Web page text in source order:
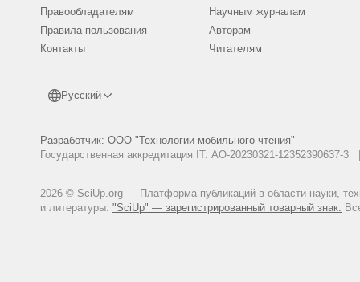
Правообладателям
Правила пользования
Контакты
Русский
Разработчик: ООО "Технологии мобильного чтения"
Государственная аккредитация IT: АО-20230321-
2026 © SciUp.org — Платформа публикаций в области науки,
и литературы. "SciUp" — зарегистрированный товарный знак.
Научным журналам
Авторам
Читателям